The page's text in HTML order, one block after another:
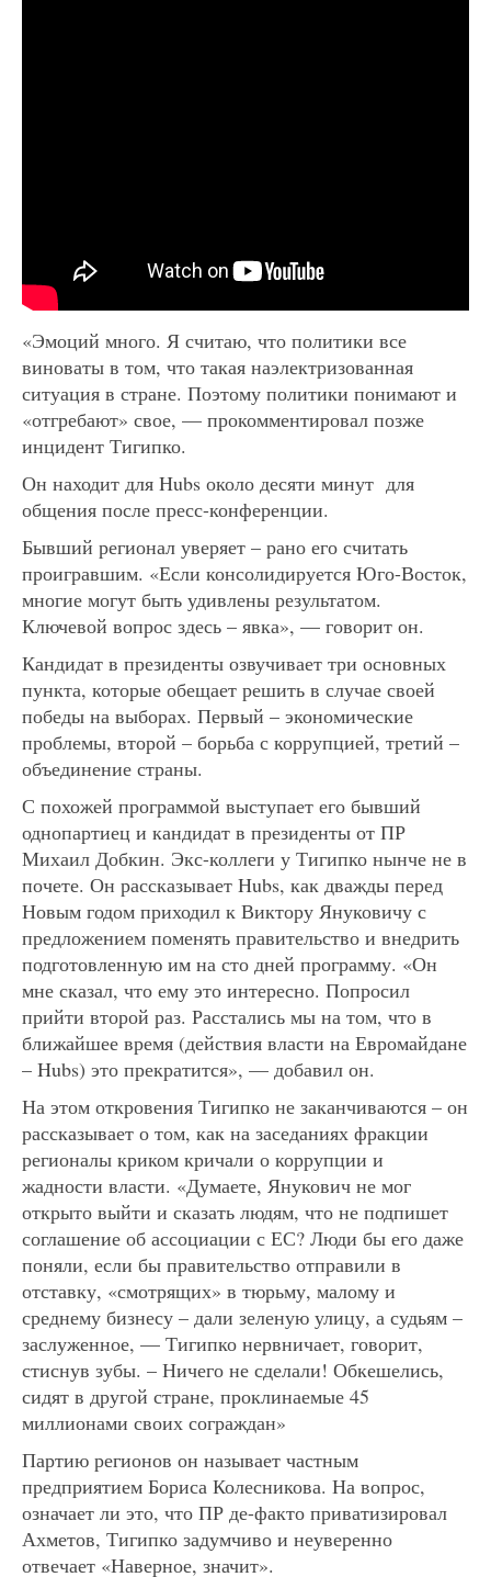
«Эмоций много. Я считаю, что политики все
виноваты в том, что такая наэлектризованная
ситуация в стране. Поэтому политики понимают и
«отгребают» свое, — прокомментировал позже
инцидент Тигипко.
Он находит для Hubs около десяти минут для
общения после пресс-конференции.
Бывший регионал уверяет – рано его считать
проигравшим. «Если консолидируется Юго-Восток,
многие могут быть удивлены результатом.
Ключевой вопрос здесь – явка», — говорит он.
Кандидат в президенты озвучивает три основных
пункта, которые обещает решить в случае своей
победы на выборах. Первый – экономические
проблемы, второй – борьба с коррупцией, третий –
объединение страны.
С похожей программой выступает его бывший
однопартиец и кандидат в президенты от ПР
Михаил Добкин. Экс-коллеги у Тигипко нынче не в
почете. Он рассказывает Hubs, как дважды перед
Новым годом приходил к Виктору Януковичу с
предложением поменять правительство и внедрить
подготовленную им на сто дней программу. «Он
мне сказал, что ему это интересно. Попросил
прийти второй раз. Расстались мы на том, что в
ближайшее время (действия власти на Евромайдане
– Hubs) это прекратится», — добавил он.
На этом откровения Тигипко не заканчиваются – он
рассказывает о том, как на заседаниях фракции
регионалы криком кричали о коррупции и
жадности власти. «Думаете, Янукович не мог
открыто выйти и сказать людям, что не подпишет
соглашение об ассоциации с ЕС? Люди бы его даже
поняли, если бы правительство отправили в
отставку, «смотрящих» в тюрьму, малому и
среднему бизнесу – дали зеленую улицу, а судьям –
заслуженное, — Тигипко нервничает, говорит,
стиснув зубы. – Ничего не сделали! Обкешелись,
сидят в другой стране, проклинаемые 45
миллионами своих сограждан»
Партию регионов он называет частным
предприятием Бориса Колесникова. На вопрос,
означает ли это, что ПР де-факто приватизировал
Ахметов, Тигипко задумчиво и неуверенно
отвечает «Наверное, значит».